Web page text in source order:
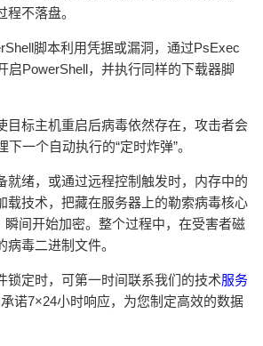
不落盘。
脚本利用凭据或漏洞，通过PsExec
启PowerShell，并执行同样的下载器脚
目标主机重启后病毒依然存在，攻击者会
一个自动执行的“定时炸弹”。
就绪，或通过远程控制触发时，内存中的
载‌技术，把藏在服务器上的勒索病毒核心
瞬间开始加密。整个过程中，在受害者磁
毒二进制文件。
锁定时，可第一时间联系我们的技术服务
承诺7×24小时响应，为您制定高效的数据